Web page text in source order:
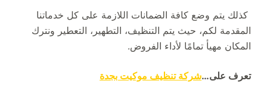
كذلك يتم وضع كافة الضمانات اللازمة على كل خدماتنا
المقدمة لكم، حيث يتم التنظيف، التطهير، التعطير ونترك
المكان مهيأ تمامًا لأداء الفروض.
تعرف على…شركة تنظيف موكيت بجدة